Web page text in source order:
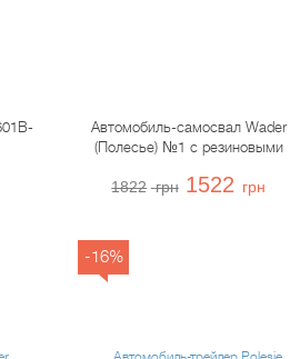
Автомобиль-самосвал Wader
(Полесье) №1 с резиновыми
1822 грн 1522 грн
-16%